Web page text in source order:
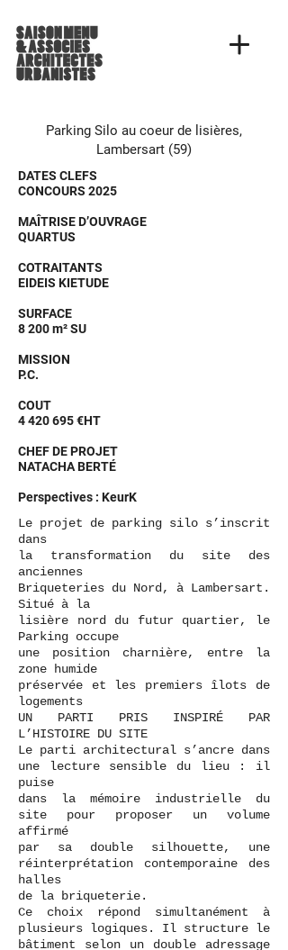
Parking Silo au coeur de lisières,
Lambersart (59)
DATES CLEFS
CONCOURS 2025
MAÎTRISE D’OUVRAGE
QUARTUS
COTRAITANTS
EIDEIS KIETUDE
SURFACE
8 200 m² SU
MISSION
P.C.
COUT
4 420 695€HT
CHEF DE PROJET
NATACHA BERTÉ
Perspectives : KeurK
Le projet de parking silo s’inscrit
dans
la transformation du site des
anciennes
Briqueteries du Nord, à Lambersart.
Situé à la
lisière nord du futur quartier, le
Parking occupe
une position charnière, entre la
zone humide
préservée et les premiers îlots de
logements
UN PARTI PRIS INSPIRÉ PAR
L’HISTOIRE DU SITE
Le parti architectural s’ancre dans
une lecture sensible du lieu : il
puise
dans la mémoire industrielle du
site pour proposer un volume
affirmé
par sa double silhouette, une
réinterprétation contemporaine des
halles
de la briqueterie.
Ce choix répond simultanément à
plusieurs logiques. Il structure le
bâtiment selon un double adressage